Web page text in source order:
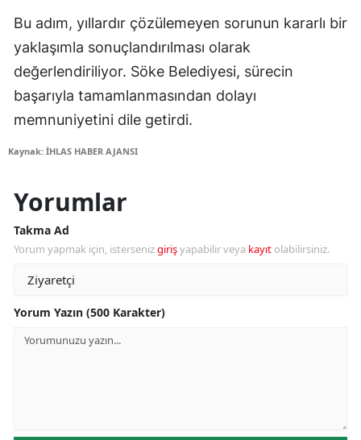
Bu adım, yıllardır çözülemeyen sorunun kararlı bir
yaklaşımla sonuçlandırılması olarak
değerlendiriliyor. Söke Belediyesi, sürecin
başarıyla tamamlanmasından dolayı
memnuniyetini dile getirdi.
Kaynak: İHLAS HABER AJANSI
Yorumlar
Takma Ad
Yorum yapmak için, istersenizgirişyapabilir veya kayıt olabilirsiniz.
Yorum Yazın (500 Karakter)